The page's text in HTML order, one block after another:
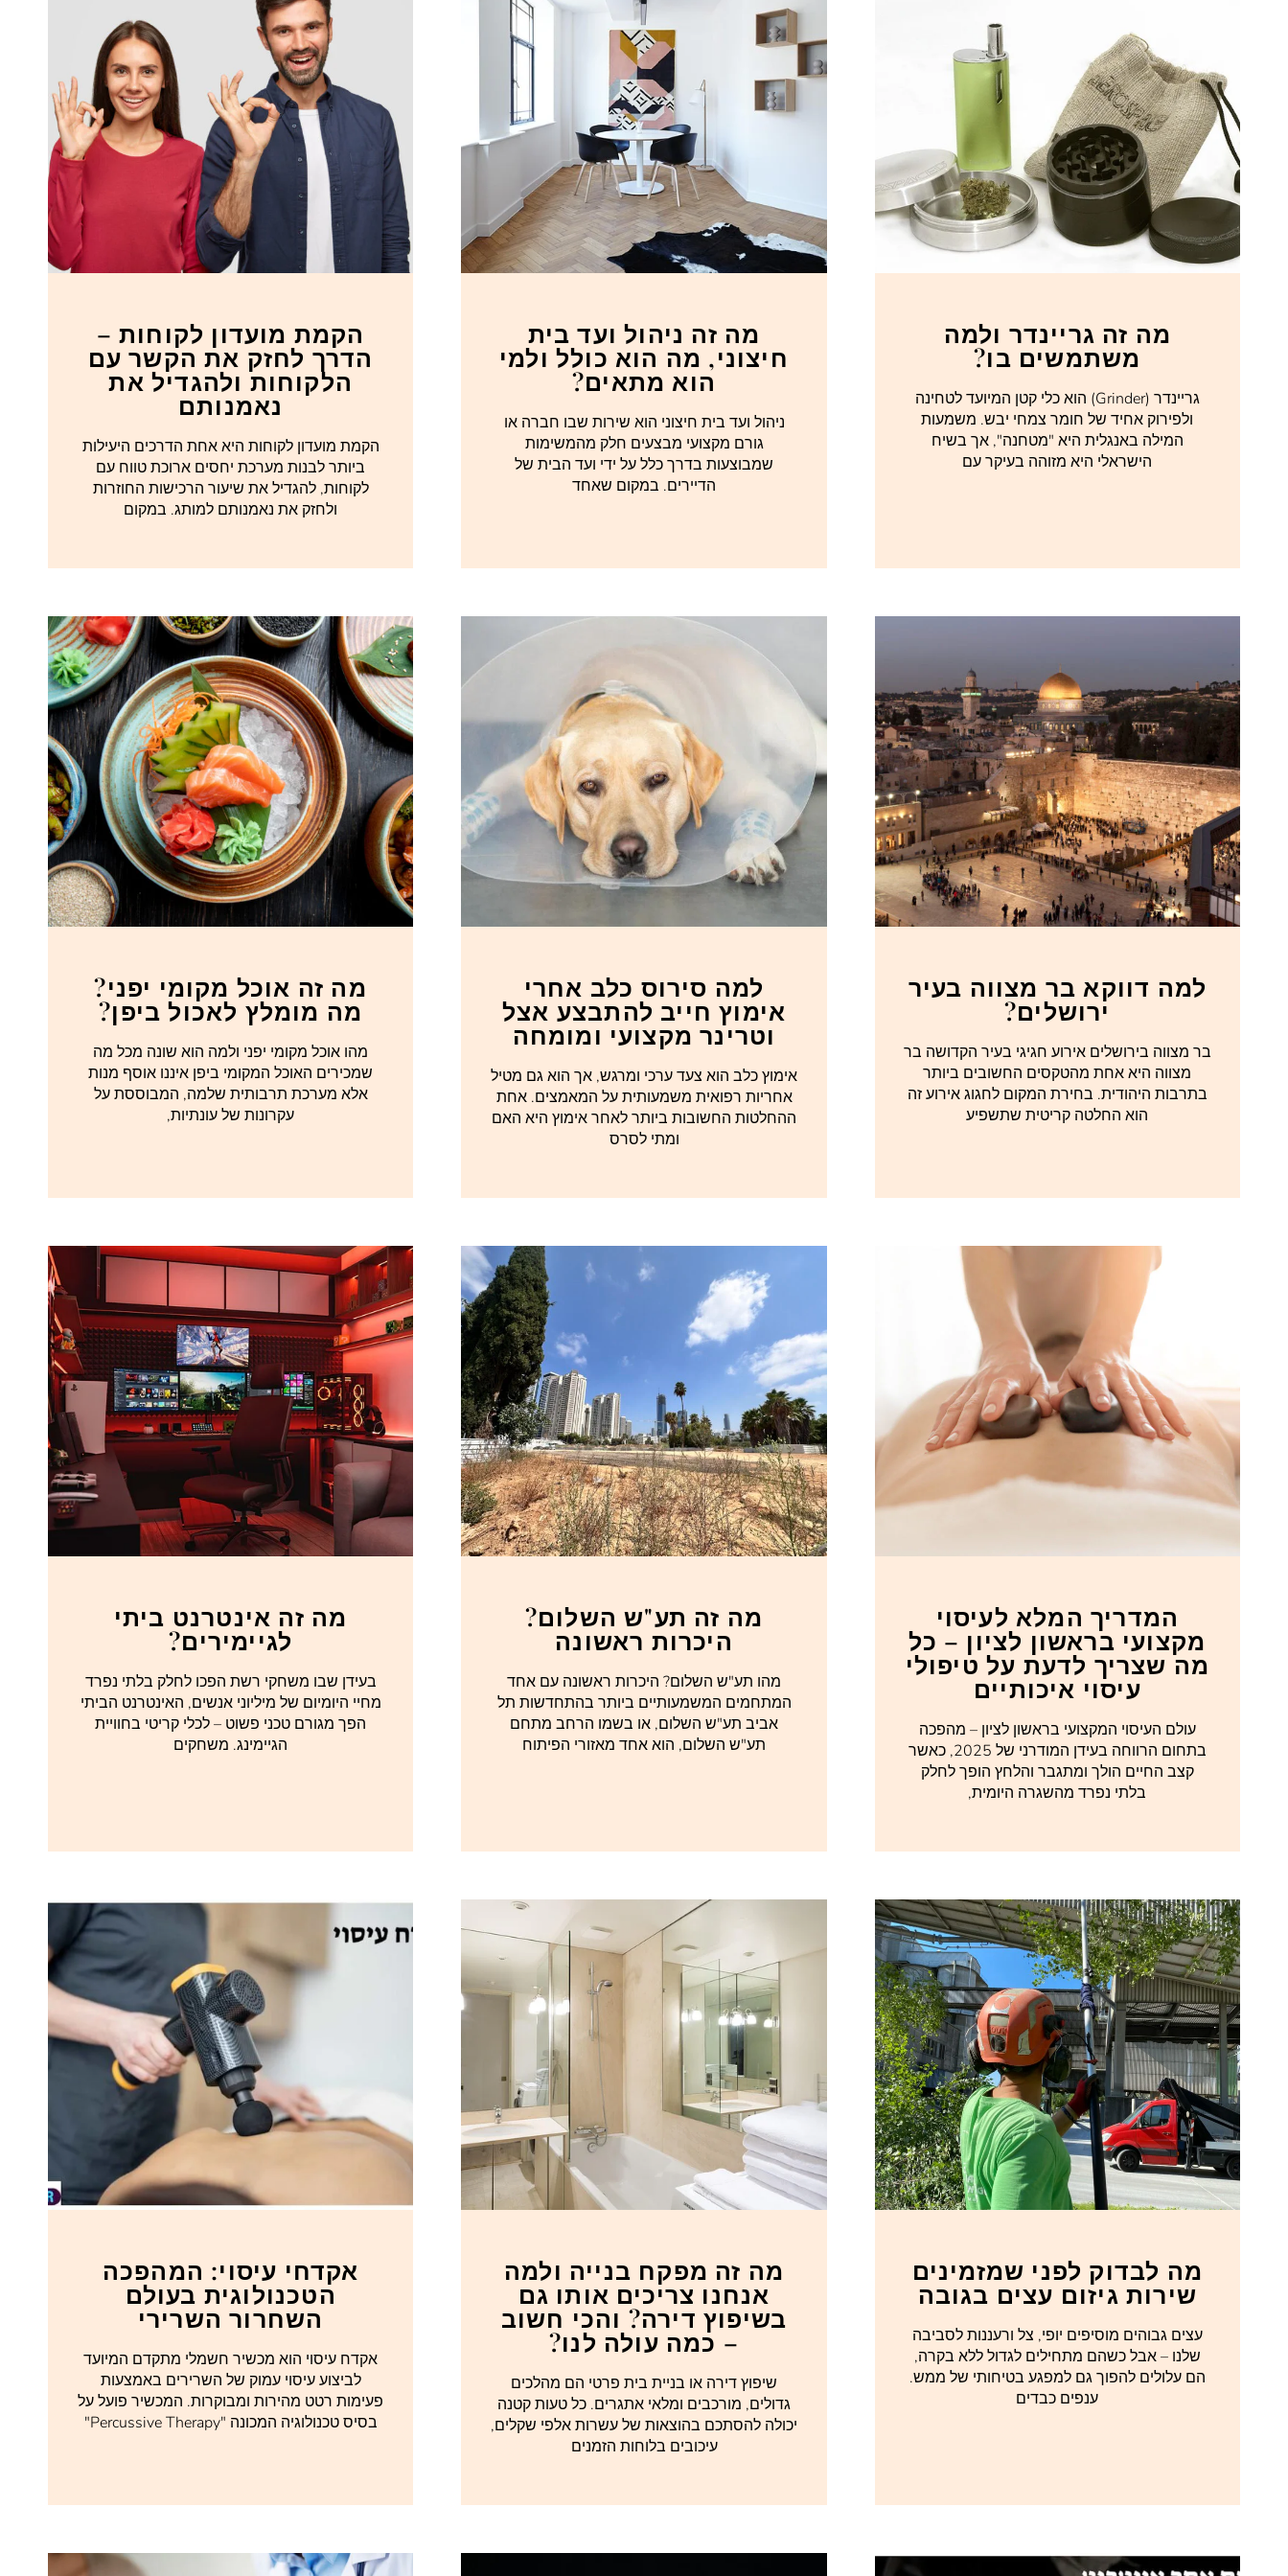
מה זה גריינדר ולמה
משתמשים בו?
גריינדר (Grinder) הוא כלי קטן המיועד לטחינה
ולפירוק אחיד של חומר צמחי יבש. משמעות
המילה באנגלית היא "מטחנה", אך בשיח
הישראלי היא מזוהה בעיקר עם
מה זה ניהול ועד בית
חיצוני, מה הוא כולל ולמי
הוא מתאים?
ניהול ועד בית חיצוני הוא שירות שבו חברה או
גורם מקצועי מבצעים חלק מהמשימות
שמבוצעות בדרך כלל על ידי ועד הבית של
הדיירים. במקום שאחד
הקמת מועדון לקוחות –
הדרך לחזק את הקשר עם
הלקוחות ולהגדיל את
נאמנותם
הקמת מועדון לקוחות היא אחת הדרכים היעילות
ביותר לבנות מערכת יחסים ארוכת טווח עם
לקוחות, להגדיל את שיעור הרכישות החוזרות
ולחזק את נאמנותם למותג. במקום
למה דווקא בר מצווה בעיר
ירושלים?
בר מצווה בירושלים אירוע חגיגי בעיר הקדושה בר
מצווה היא אחת מהטקסים החשובים ביותר
בתרבות היהודית. בחירת המקום לחגוג אירוע זה
הוא החלטה קריטית שתשפיע
למה סירוס כלב אחרי
אימוץ חייב להתבצע אצל
וטרינר מקצועי ומומחה
אימוץ כלב הוא צעד ערכי ומרגש, אך הוא גם מטיל
אחריות רפואית משמעותית על המאמצים. אחת
ההחלטות החשובות ביותר לאחר אימוץ היא האם
ומתי לסרס
מה זה אוכל מקומי יפני?
מה מומלץ לאכול ביפן?
מהו אוכל מקומי יפני ולמה הוא שונה מכל מה
שמכירים האוכל המקומי ביפן איננו אוסף מנות
אלא מערכת תרבותית שלמה, המבוססת על
עקרונות של עונתיות,
המדריך המלא לעיסוי
מקצועי בראשון לציון – כל
מה שצריך לדעת על טיפולי
עיסוי איכותיים
עולם העיסוי המקצועי בראשון לציון – מהפכה
בתחום הרווחה בעידן המודרני של 2025, כאשר
קצב החיים הולך ומתגבר והלחץ הופך לחלק
בלתי נפרד מהשגרה היומית,
מה זה תע"ש השלום?
היכרות ראשונה
מהו תע"ש השלום? היכרות ראשונה עם אחד
המתחמים המשמעותיים ביותר בהתחדשות תל
אביב תע"ש השלום, או בשמו הרחב מתחם
תע"ש השלום, הוא אחד מאזורי הפיתוח
מה זה אינטרנט ביתי
לגיימירים?
בעידן שבו משחקי רשת הפכו לחלק בלתי נפרד
מחיי היומיום של מיליוני אנשים, האינטרנט הביתי
הפך מגורם טכני פשוט – לכלי קריטי בחוויית
הגיימינג. משחקים
מה לבדוק לפני שמזמינים
שירות גיזום עצים בגובה
עצים גבוהים מוסיפים יופי, צל ורעננות לסביבה
שלנו – אבל כשהם מתחילים לגדול ללא בקרה,
הם עלולים להפוך גם למפגע בטיחותי של ממש.
ענפים כבדים
מה זה מפקח בנייה ולמה
אנחנו צריכים אותו גם
בשיפוץ דירה? והכי חשוב
– כמה עולה לנו?
שיפוץ דירה או בניית בית פרטי הם מהלכים
גדולים, מורכבים ומלאי אתגרים. כל טעות קטנה
יכולה להסתכם בהוצאות של עשרות אלפי שקלים,
עיכובים בלוחות הזמנים
אקדחי עיסוי: המהפכה
הטכנולוגית בעולם
השחרור השרירי
אקדח עיסוי הוא מכשיר חשמלי מתקדם המיועד
לביצוע עיסוי עמוק של השרירים באמצעות
פעימות רטט מהירות ומבוקרות. המכשיר פועל על
בסיס טכנולוגיה המכונה "Percussive Therapy"